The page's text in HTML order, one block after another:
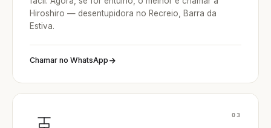
Hiroshiro — desentupidora no Recreio, Barra da
Estiva.
Chamar no WhatsApp
03